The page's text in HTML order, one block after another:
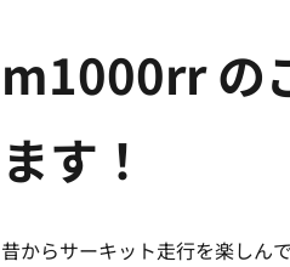
m1000rr の
ます！
昔からサーキット走行を楽しん